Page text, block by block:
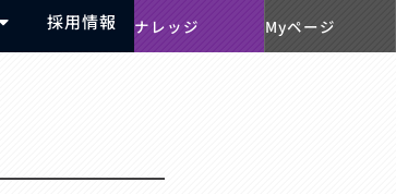
採用情報 ナレッジ Myページ